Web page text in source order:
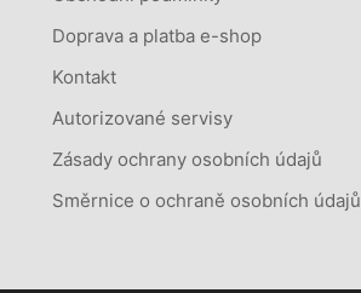
Doprava a platba e-shop
Kontakt
Autorizované servisy
Zásady ochrany osobních údajů
Směrnice o ochraně osobních údajů